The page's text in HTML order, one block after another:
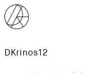
DKrinos12